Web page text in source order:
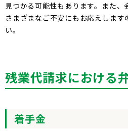
見つかる可能性もあります。また、
さまざまなご不安にもお応えしま
い。
残業代請求における
着手金